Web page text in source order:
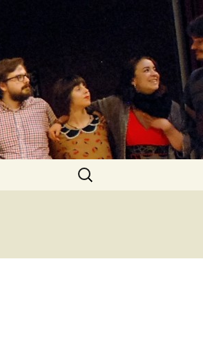
Buscar: